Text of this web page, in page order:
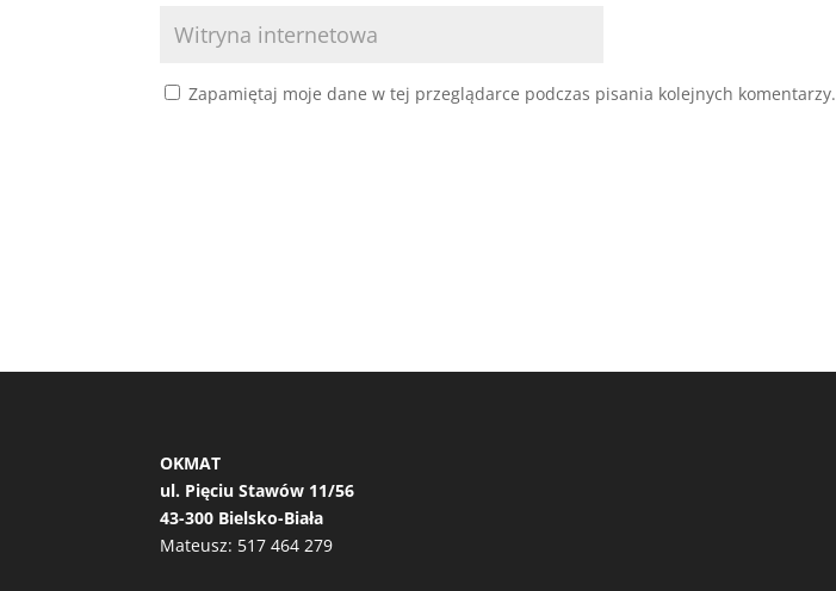
Zapamiętaj moje dane w tej przeglądarce podczas pisania kolejnych komentarzy.
OKMAT
ul. Pięciu Stawów 11/56
43-300 Bielsko-Biała
Mateusz: 517 464 279